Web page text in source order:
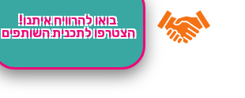
בואו להרוויח איתנו!
הצטרפו לתכנית השותפים